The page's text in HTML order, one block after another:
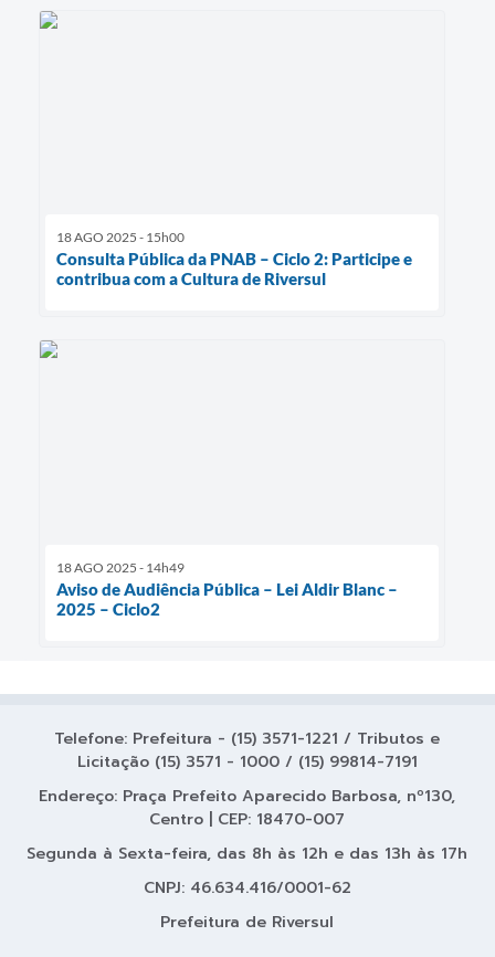
18 AGO 2025 - 15h00
Consulta Pública da PNAB – Ciclo 2: Participe e
contribua com a Cultura de Riversul
18 AGO 2025 - 14h49
Aviso de Audiência Pública – Lei Aldir Blanc –
2025 – Ciclo2
Telefone: Prefeitura - (15) 3571-1221 / Tributos e
Licitação (15) 3571 - 1000 / (15) 99814-7191
Endereço: Praça Prefeito Aparecido Barbosa, nº130,
Centro | CEP: 18470-007
Segunda à Sexta-feira, das 8h às 12h e das 13h às 17h
CNPJ: 46.634.416/0001-62
Prefeitura de Riversul